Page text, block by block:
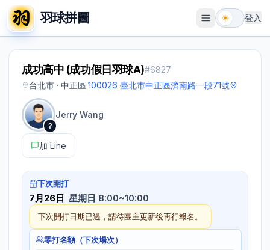
羽球拼圖 開啟選單
登入
成功高中 (成功假日羽球A)#6827
台北市 · 中正區·100026 臺北市中正區濟南路一段71號
?
Jerry Wang
加 Line
下次開打
7月26日 星期日 8:00~10:00
下次開打日期已過，請待團主更新後再行報名。
零打名額（下次場次）